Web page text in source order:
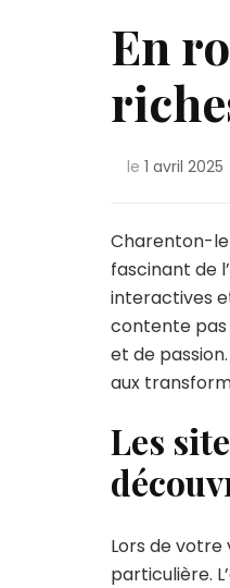
En
le 1 avril 2025
Charenton-
fascinant de
interactives
contente pas
et de
aux
Les
Lors de
particulière.